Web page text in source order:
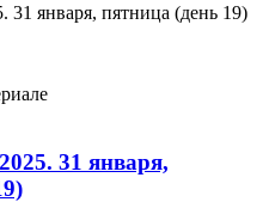
31 января, пятница (день 19)
31 января,